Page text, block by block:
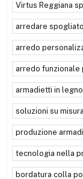
Virtus Reggiana
arredare
arredo
arredo funzionale
armadietti in legno
soluzioni su
produzione
tecnologia nella
bordatura colla